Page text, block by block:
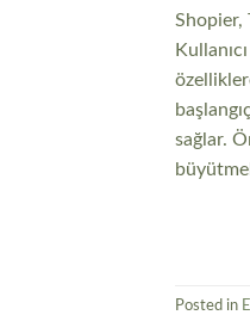
Shopier,
sağlar.
Posted in